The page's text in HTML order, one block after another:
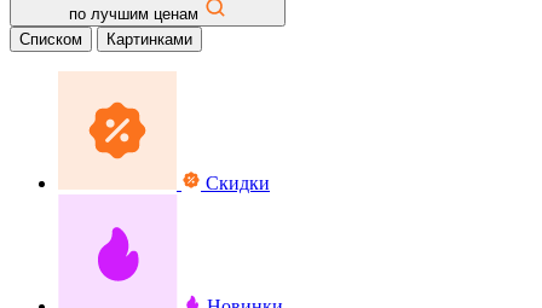
по лучшим ценам
Списком
Картинками
Скидки